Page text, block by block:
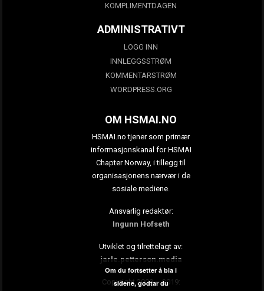
KOMPLIMENTDAGEN
ADMINISTRATIVT
LOGG INN
INNLEGGSSTRØM
KOMMENTARSTRØM
WORDPRESS.ORG
OM HSMAI.NO
HSMAI.no tjener som primær
informasjonskanal for HSMAI
Chapter Norway, i tillegg til
organisasjonens nærvær i de
sosiale mediene.
Ansvarlig redaktør:
Ingunn Hofseth
Utviklet og tilrettelagt av:
jarle.petterson.media
Copyright 2009 – 2019:
Om du fortsetter å bla i
sidene, godtar du